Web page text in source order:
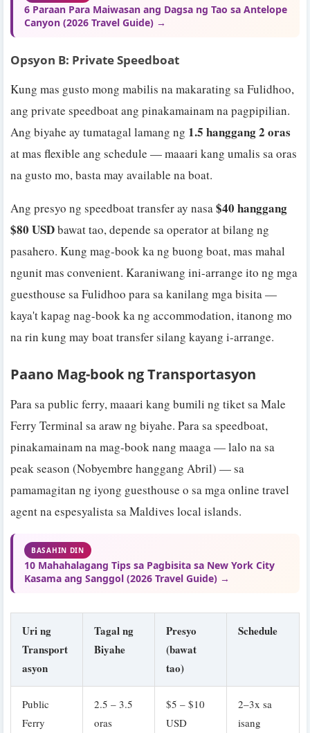
6 Paraan Para Maiwasan ang Dagsa ng Tao sa Antelope
Canyon (2026 Travel Guide) →
Opsyon B: Private Speedboat
Kung mas gusto mong mabilis na makarating sa Fulidhoo,
ang private speedboat ang pinakamainam na pagpipilian.
Ang biyahe ay tumatagal lamang ng 1.5 hanggang 2 oras
at mas flexible ang schedule — maaari kang umalis sa oras
na gusto mo, basta may available na boat.
Ang presyo ng speedboat transfer ay nasa$40 hanggang
$80 USDbawat tao, depende sa operator at bilang ng
pasahero. Kung mag-book ka ng buong boat, mas mahal
ngunit mas convenient. Karaniwang ini-arrange ito ng mga
guesthouse sa Fulidhoo para sa kanilang mga bisita —
kaya't kapag nag-book ka ng accommodation, itanong mo
na rin kung may boat transfer silang kayang i-arrange.
Paano Mag-book ng Transportasyon
Para sa public ferry, maaari kang bumili ng tiket sa Male
Ferry Terminal sa araw ng biyahe. Para sa speedboat,
pinakamainam na mag-book nang maaga — lalo na sa
peak season (Nobyembre hanggang Abril) — sa
pamamagitan ng iyong guesthouse o sa mga online travel
agent na espesyalista sa Maldives local islands.
BASAHIN DIN
10 Mahahalagang Tips sa Pagbisita sa New York City
Kasama ang Sanggol (2026 Travel Guide) →
Uri ng
Transport
asyon
Tagal ng
Biyahe
Presyo
(bawat
tao)
Schedule
Public
Ferry
2.5 – 3.5
oras
$5 – $10
USD
2–3x sa
isang